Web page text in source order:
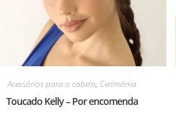
Acessórios para o cabelo, Cerimónia
Toucado Kelly – Por encomenda